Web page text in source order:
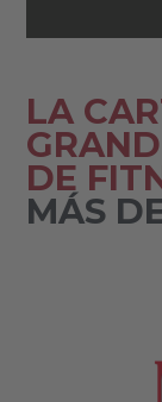
LA
DE
MÁS